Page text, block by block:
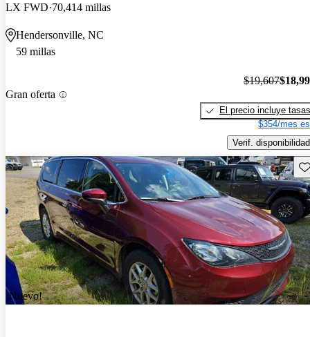
LX FWD 70,414 millas
Hendersonville, NC
59 millas
Gran oferta
$19,607
El precio incluye tasas
$354/mes
Verif. disponibilidad
¡Nuevo!